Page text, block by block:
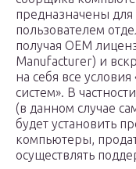
предназначены
пользователем
получая OEM
Manufacturer) и
на себя все
систем». В
(в данном случае
будет установить
компьютеры,
осуществлять